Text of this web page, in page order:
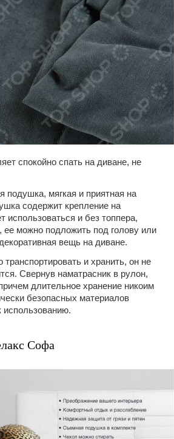
спокойно спать на диване, не
подушка, мягкая и приятная на
содержит крепление на
и без топпера,
ее можно подложить под голову или
вещь на диване.
и хранить, он не
Свернув наматрасник в рулон,
длительное хранение никоим
безопасных материалов
использованию.
Софа